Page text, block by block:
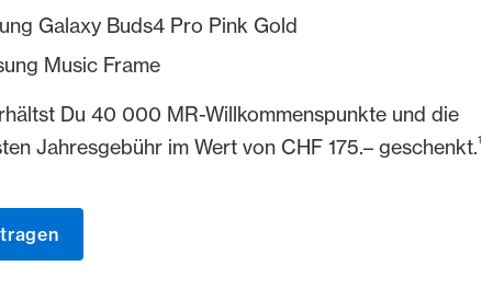
Galaxy Buds4 Pro Pink Gold
Music Frame
Du 40 000 MR-Willkommenspunkte und die
Jahresgebühr im Wert von CHF 175.– geschenkt.1